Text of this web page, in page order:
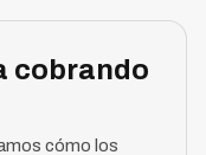
cobrando
cómo los